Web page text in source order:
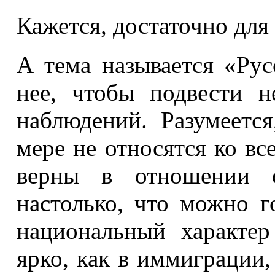
Кажется, достаточно
А тема называется
нее, чтобы подвести
наблюдений.
мере не относятся ко
верны в отношении
настолько, что можно
национальный
ярко, как в